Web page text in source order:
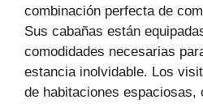
combinación perfecta de
Sus cabañas están
comodidades necesarias
estancia inolvidable. Los
de habitaciones espaciosas,